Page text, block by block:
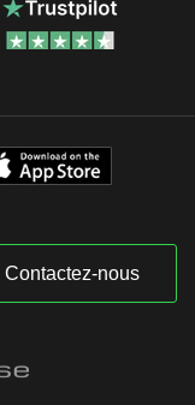
Contactez-nous